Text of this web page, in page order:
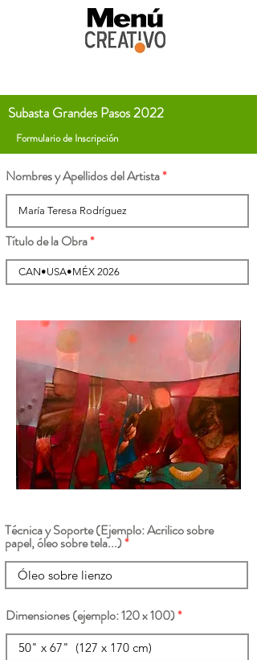
Subasta Grandes Pasos 2022
Formulario de Inscripción
Nombres y Apellidos del Artista
Título de la Obra
Técnica y Soporte (Ejemplo: Acrilico sobre
papel, óleo sobre tela...)
Dimensiones (ejemplo: 120 x 100)